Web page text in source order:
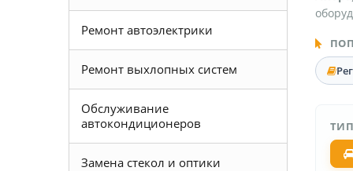
Ремонт автоэлектрики
Ремонт выхлопных систем
Обслуживание
автокондиционеров
Замена стекол и оптики